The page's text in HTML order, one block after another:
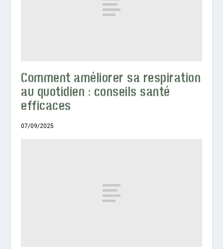
Comment améliorer sa respiration
au quotidien : conseils santé
efficaces
07/09/2025